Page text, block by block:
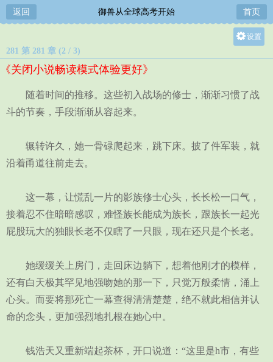
返回 御兽从全球高考开始 首页
设置
中
281 第 281 章 (2 / 3)
《关闭小说畅读模式体验更好》
随着时间的推移。这些初入战场的修士，渐渐习惯了战
斗的节奏，手段渐渐从容起来。
辗转许久，她一骨碌爬起来，跳下床。披了件军装，就
沿着甬道往前走去。
这一幕，让慌乱一片的影族修士心头，长长松一口气，
接着忍不住暗暗感叹，难怪族长能成为族长，跟族长一起光
屁股玩大的独眼长老不仅瞎了一只眼，现在还只是个长老。
她缓缓关上房门，走回床边躺下，想着他刚才的模样，
还有白天极其罕见地强吻她的那一下，只觉万般柔情，涌上
心头。而要将那死亡一幕查得清清楚楚，绝不就此相信并认
命的念头，更加强烈地扎根在她心中。
钱浩天又重新端起茶杯，开口说道：“这里是h市，有些